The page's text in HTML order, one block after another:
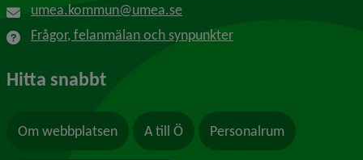
umea.kommun@umea.se
Frågor, felanmälan och synpunkter
Hitta snabbt
Om webbplatsen A till Ö Personalrum